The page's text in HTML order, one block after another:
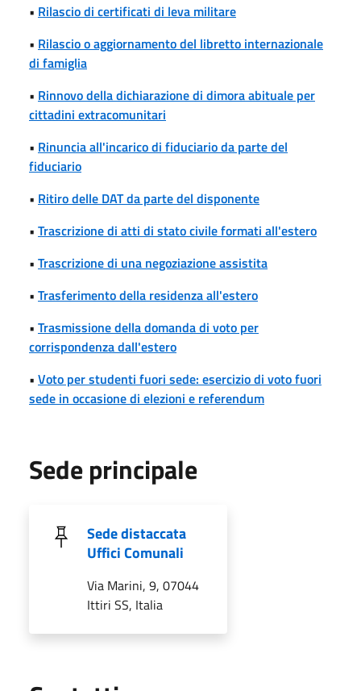
• Rilascio di certificati di leva militare
• Rilascio o aggiornamento del libretto internazionale
di famiglia
• Rinnovo della dichiarazione di dimora abituale per
cittadini extracomunitari
• Rinuncia all'incarico di fiduciario da parte del
fiduciario
• Ritiro delle DAT da parte del disponente
• Trascrizione di atti di stato civile formati all'estero
• Trascrizione di una negoziazione assistita
• Trasferimento della residenza all'estero
• Trasmissione della domanda di voto per
corrispondenza dall'estero
• Voto per studenti fuori sede: esercizio di voto fuori
sede in occasione di elezioni e referendum
Sede principale
Sede distaccata
Uffici Comunali
Via Marini, 9, 07044
Ittiri SS, Italia